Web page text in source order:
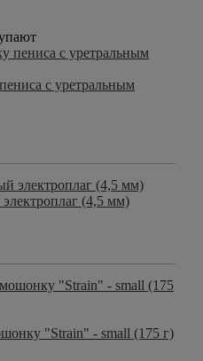
с уретральным
(4,5 мм)
"Strain" - small (175 г)